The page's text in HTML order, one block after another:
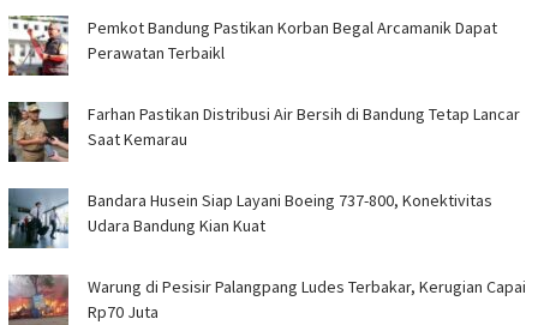
Pemkot Bandung Pastikan Korban Begal Arcamanik Dapat
Perawatan Terbaikl
Farhan Pastikan Distribusi Air Bersih di Bandung Tetap Lancar
Saat Kemarau
Bandara Husein Siap Layani Boeing 737-800, Konektivitas
Udara Bandung Kian Kuat
Warung di Pesisir Palangpang Ludes Terbakar, Kerugian Capai
Rp70 Juta